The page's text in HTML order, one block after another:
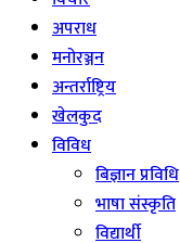
अपराध
मनोरञ्जन
अन्तर्राष्ट्रिय
खेलकुद
विविध
बिज्ञान प्रविधि
भाषा संस्कृति
विद्यार्थी